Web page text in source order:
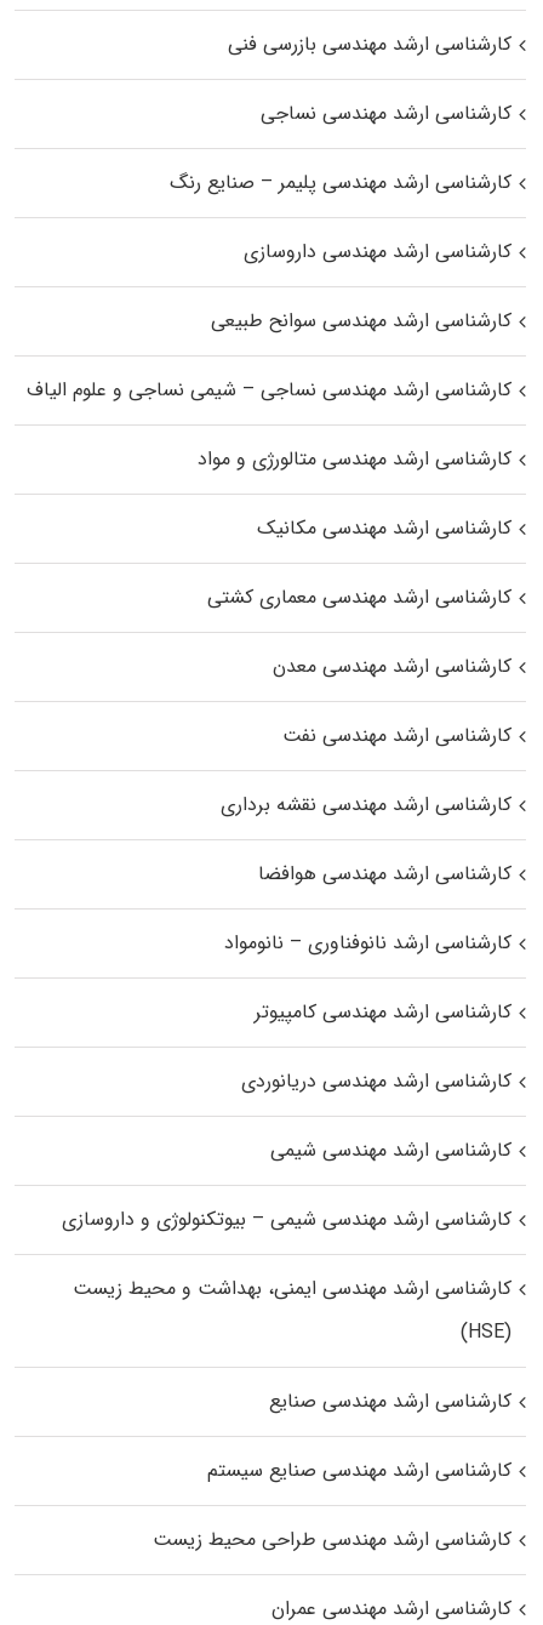
کارشناسی ارشد مهندسی بازرسی فنی
کارشناسی ارشد مهندسی نساجی
کارشناسی ارشد مهندسی پلیمر – صنایع رنگ
کارشناسی ارشد مهندسی داروسازی
کارشناسی ارشد مهندسی سوانح طبیعی
کارشناسی ارشد مهندسی نساجی – شیمی نساجی و علوم الیاف
کارشناسی ارشد مهندسی متالورژی و مواد
کارشناسی ارشد مهندسی مکانیک
کارشناسی ارشد مهندسی معماری کشتی
کارشناسی ارشد مهندسی معدن
کارشناسی ارشد مهندسی نفت
کارشناسی ارشد مهندسی نقشه برداری
کارشناسی ارشد مهندسی هوافضا
کارشناسی ارشد نانوفناوری – نانومواد
کارشناسی ارشد مهندسی کامپیوتر
کارشناسی ارشد مهندسی دریانوردی
کارشناسی ارشد مهندسی شیمی
کارشناسی ارشد مهندسی شیمی – بیوتکنولوژی و داروسازی
کارشناسی ارشد مهندسی ایمنی، بهداشت و محیط زیست
(HSE)
کارشناسی ارشد مهندسی صنایع
کارشناسی ارشد مهندسی صنایع سیستم
کارشناسی ارشد مهندسی طراحی محیط زیست
کارشناسی ارشد مهندسی عمران